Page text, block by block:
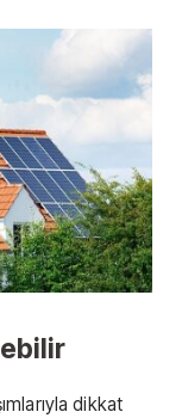
dikkat